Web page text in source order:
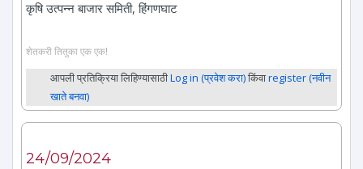
कृषि उत्पन्न बाजार समिती, हिंगणघाट
शेतकरी तितुका एक एक!
आपली प्रतिक्रिया लिहिण्यासाठीLog in (प्रवेश करा)किंवाregister (नवीन
खाते बनवा)
24/09/2024